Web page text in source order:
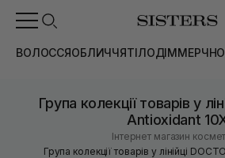
ВОЛОССЯОБЛИЧЧЯТІЛОДІММЕРЧ
Група колекції товарів у
Antioxidant
Інтернет магазин
Група колекції товарів у лінійці